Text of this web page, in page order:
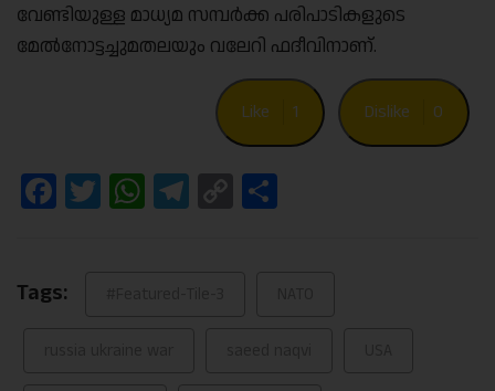
വേണ്ടിയുള്ള മാധ്യമ സമ്പർക്ക പരിപാടികളുടെ
മേൽനോട്ടച്ചുമതലയും വലേറി ഫദീവിനാണ്.
Like 1 Dislike 0
Facebook
Twitter
WhatsApp
Telegram
Copy
Tags: